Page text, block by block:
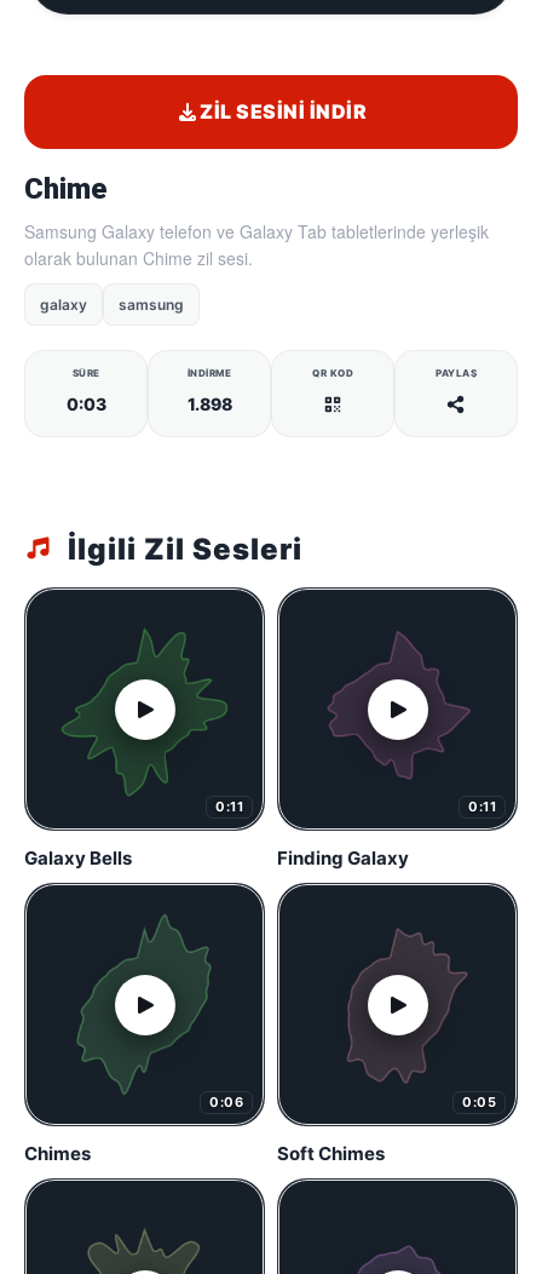
Chime
Samsung Galaxy telefon ve Galaxy Tab tabletlerinde yerleşik
olarak bulunan Chime zil sesi.
galaxy samsung
SÜRE
0:03
İNDIRME
1.898
QR KOD PAYLAŞ
ZIL SESINI İNDIR
İlgili Zil Sesleri
0:11
Galaxy Bells
0:11
Finding Galaxy
0:06
Chimes
0:05
Soft Chimes